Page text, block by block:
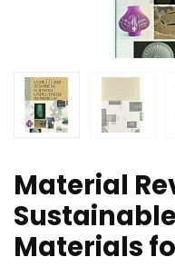
Material
Materials